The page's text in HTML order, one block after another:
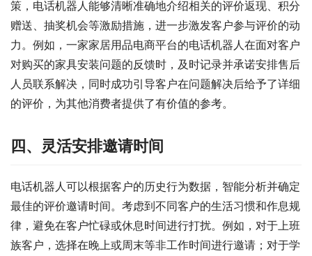
策，电话机器人能够清晰准确地介绍相关的评价返现、积分
赠送、抽奖机会等激励措施，进一步激发客户参与评价的动
力。例如，一家家居用品电商平台的电话机器人在面对客户
对购买的家具安装问题的反馈时，及时记录并承诺安排售后
人员联系解决，同时成功引导客户在问题解决后给予了详细
的评价，为其他消费者提供了有价值的参考。
四、灵活安排邀请时间
电话机器人可以根据客户的历史行为数据，智能分析并确定
最佳的评价邀请时间。考虑到不同客户的生活习惯和作息规
律，避免在客户忙碌或休息时间进行打扰。例如，对于上班
族客户，选择在晚上或周末等非工作时间进行邀请；对于学